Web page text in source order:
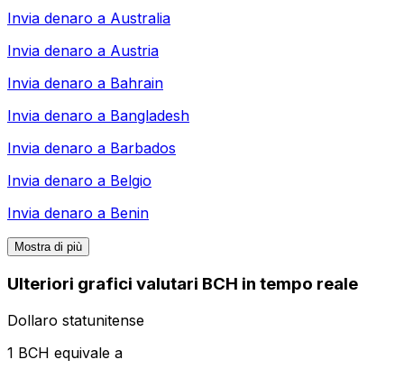
Invia denaro a Australia
Invia denaro a Austria
Invia denaro a Bahrain
Invia denaro a Bangladesh
Invia denaro a Barbados
Invia denaro a Belgio
Invia denaro a Benin
Mostra di più
Ulteriori grafici valutari BCH in tempo reale
Dollaro statunitense
1 BCH equivale a